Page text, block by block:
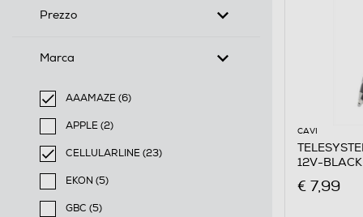
Prezzo
Marca
AAAMAZE (6)
selected Filtro applicato per Marca: AAAMAZE
APPLE (2)
Filtra per Marca: APPLE
CELLULARLINE (23)
selected Filtro applicato per Marca: CELLULARLINE
EKON (5)
Filtra per Marca: EKON
GBC (5)
CAVI
12V-BLACK
€ 7,99